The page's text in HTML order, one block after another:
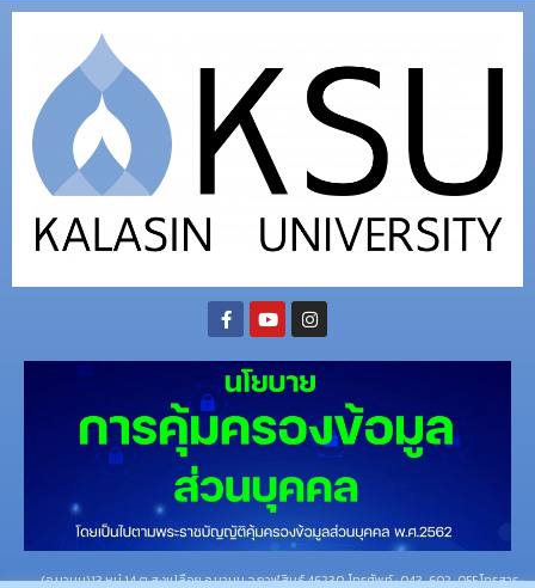
(อ.นามน)13 หมู่ 14 ต.สงเปลือย อ.นามน จ.กาฬสินธุ์ 46230โทรศัพท์ : 043-602-055 โทรสาร :